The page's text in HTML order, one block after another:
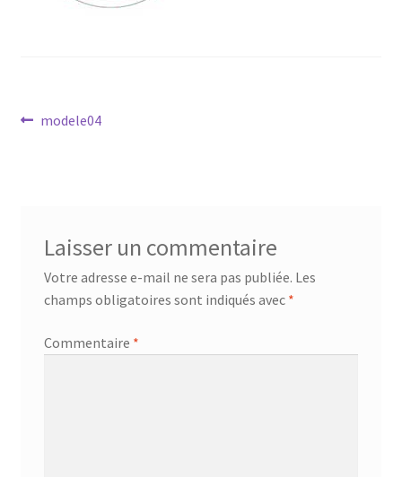
Mon compte
Navigation
Article
modele04
Laisser un commentaire
Votre adresse e-mail ne sera pas publiée. Les
champs obligatoires sont indiqués avec *
Commentaire *